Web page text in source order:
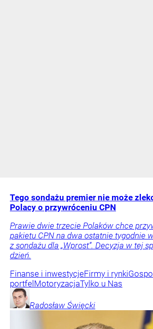
Tego sondażu premier nie może
Polacy o przywróceniu CPN
Prawie dwie trzecie Polaków chce
pakietu CPN na dwa ostatnie tygodnie
z sondażu dla „Wprost”. Decyzja w tej
dzień.
Finanse i inwestycjeFirmy i rynki
portfelMotoryzacjaTylko u Nas
Radosław Święcki